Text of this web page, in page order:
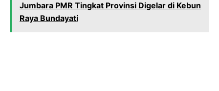
Jumbara PMR Tingkat Provinsi Digelar di Kebun
Raya Bundayati